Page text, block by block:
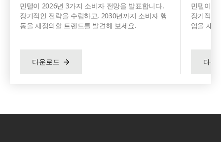
민텔이 2026년 3가지 소비자 전망을 발표합니다.
장기적인 전략을 수립하고, 2030년까지 소비자 행
동을 재정의할 트렌드를 발견해 보세요.
다운로드
민텔이
장기적인
업을 재
다운